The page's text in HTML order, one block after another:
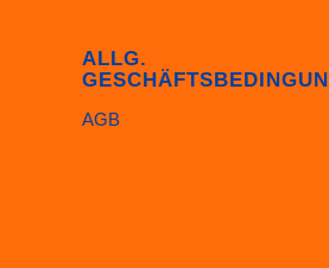
ALLG.
AGB